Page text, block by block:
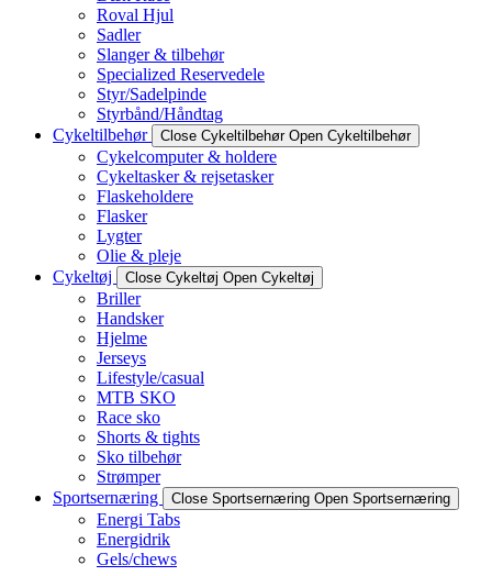
Roval Hjul
Sadler
Slanger & tilbehør
Specialized Reservedele
Styr/Sadelpinde
Styrbånd/Håndtag
Cykeltilbehør
Close Cykeltilbehør Open Cykeltilbehør
Cykelcomputer & holdere
Cykeltasker & rejsetasker
Flaskeholdere
Flasker
Lygter
Olie & pleje
Cykeltøj
Close Cykeltøj Open Cykeltøj
Briller
Handsker
Hjelme
Jerseys
Lifestyle/casual
MTB SKO
Race sko
Shorts & tights
Sko tilbehør
Strømper
Sportsernæring
Close Sportsernæring Open Sportsernæring
Energi Tabs
Energidrik
Gels/chews